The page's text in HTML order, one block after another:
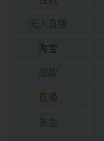
淘宝
直播